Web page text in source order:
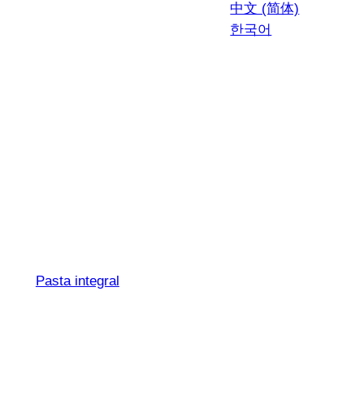
中文 (简体)
한국어
Pasta integral